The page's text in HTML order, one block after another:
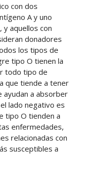
con dos
A y uno
aquellos con
donadores
los tipos de
tipo O tienen la
todo tipo de
que tiende a tener
ayudan a absorber
lado negativo es
tipo O tienden a
enfermedades,
relacionadas con
susceptibles a